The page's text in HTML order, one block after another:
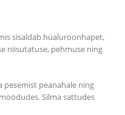
sisaldab hüaluroonhapet,
niisutatuse, pehmuse ning
pesemist peanahale ning
Silma sattudes